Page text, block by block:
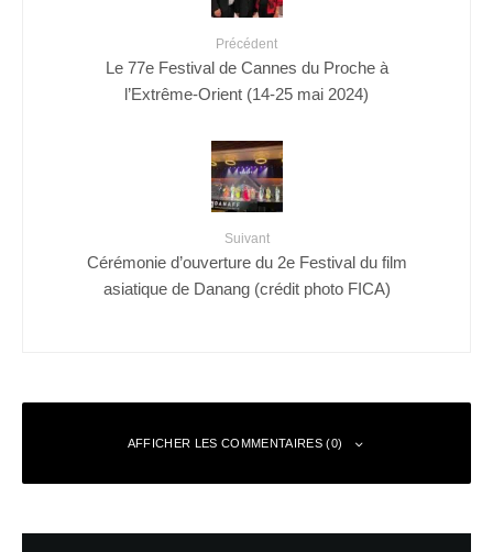
Précédent
Le 77e Festival de Cannes du Proche à
l’Extrême-Orient (14-25 mai 2024)
Suivant
Cérémonie d’ouverture du 2e Festival du film
asiatique de Danang (crédit photo FICA)
AFFICHER LES COMMENTAIRES (0)